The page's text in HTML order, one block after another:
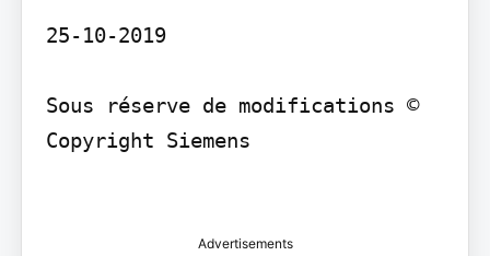
25-10-2019
Sous réserve de modifications ©
Copyright Siemens
Advertisements